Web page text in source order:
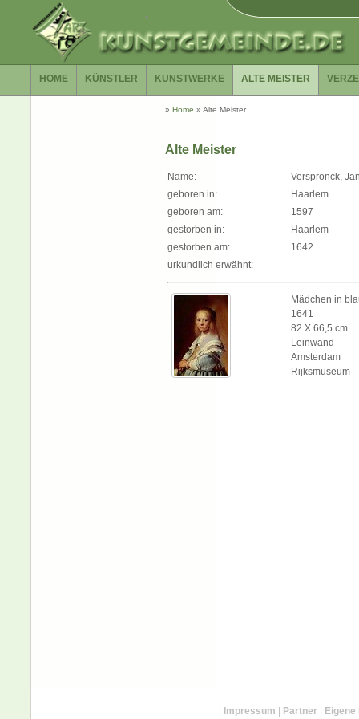
HOME KÜNSTLER KUNSTWERKE ALTE MEISTER
» Home » Alte Meister
Alte Meister
Name:
Verspronck,
geboren in:
Haarlem
geboren am:
1597
gestorben in:
Haarlem
gestorben am:
1642
urkundlich erwähnt:
Mädchen in
1641
82 X 66,5 cm
Leinwand
Amsterdam
Rijksmuseum
Impressum Partner|